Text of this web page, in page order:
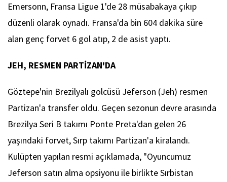
Emersonn, Fransa Ligue 1'de 28 müsabakaya çıkıp
düzenli olarak oynadı. Fransa'da bin 604 dakika süre
alan genç forvet 6 gol atıp, 2 de asist yaptı.
JEH, RESMEN PARTİZAN'DA
Göztepe'nin Brezilyalı golcüsü Jeferson (Jeh) resmen
Partizan'a transfer oldu. Geçen sezonun devre arasında
Brezilya Seri B takımı Ponte Preta'dan gelen 26
yaşındaki forvet, Sırp takımı Partizan'a kiralandı.
Kulüpten yapılan resmi açıklamada, "Oyuncumuz
Jeferson satın alma opsiyonu ile birlikte Sırbistan